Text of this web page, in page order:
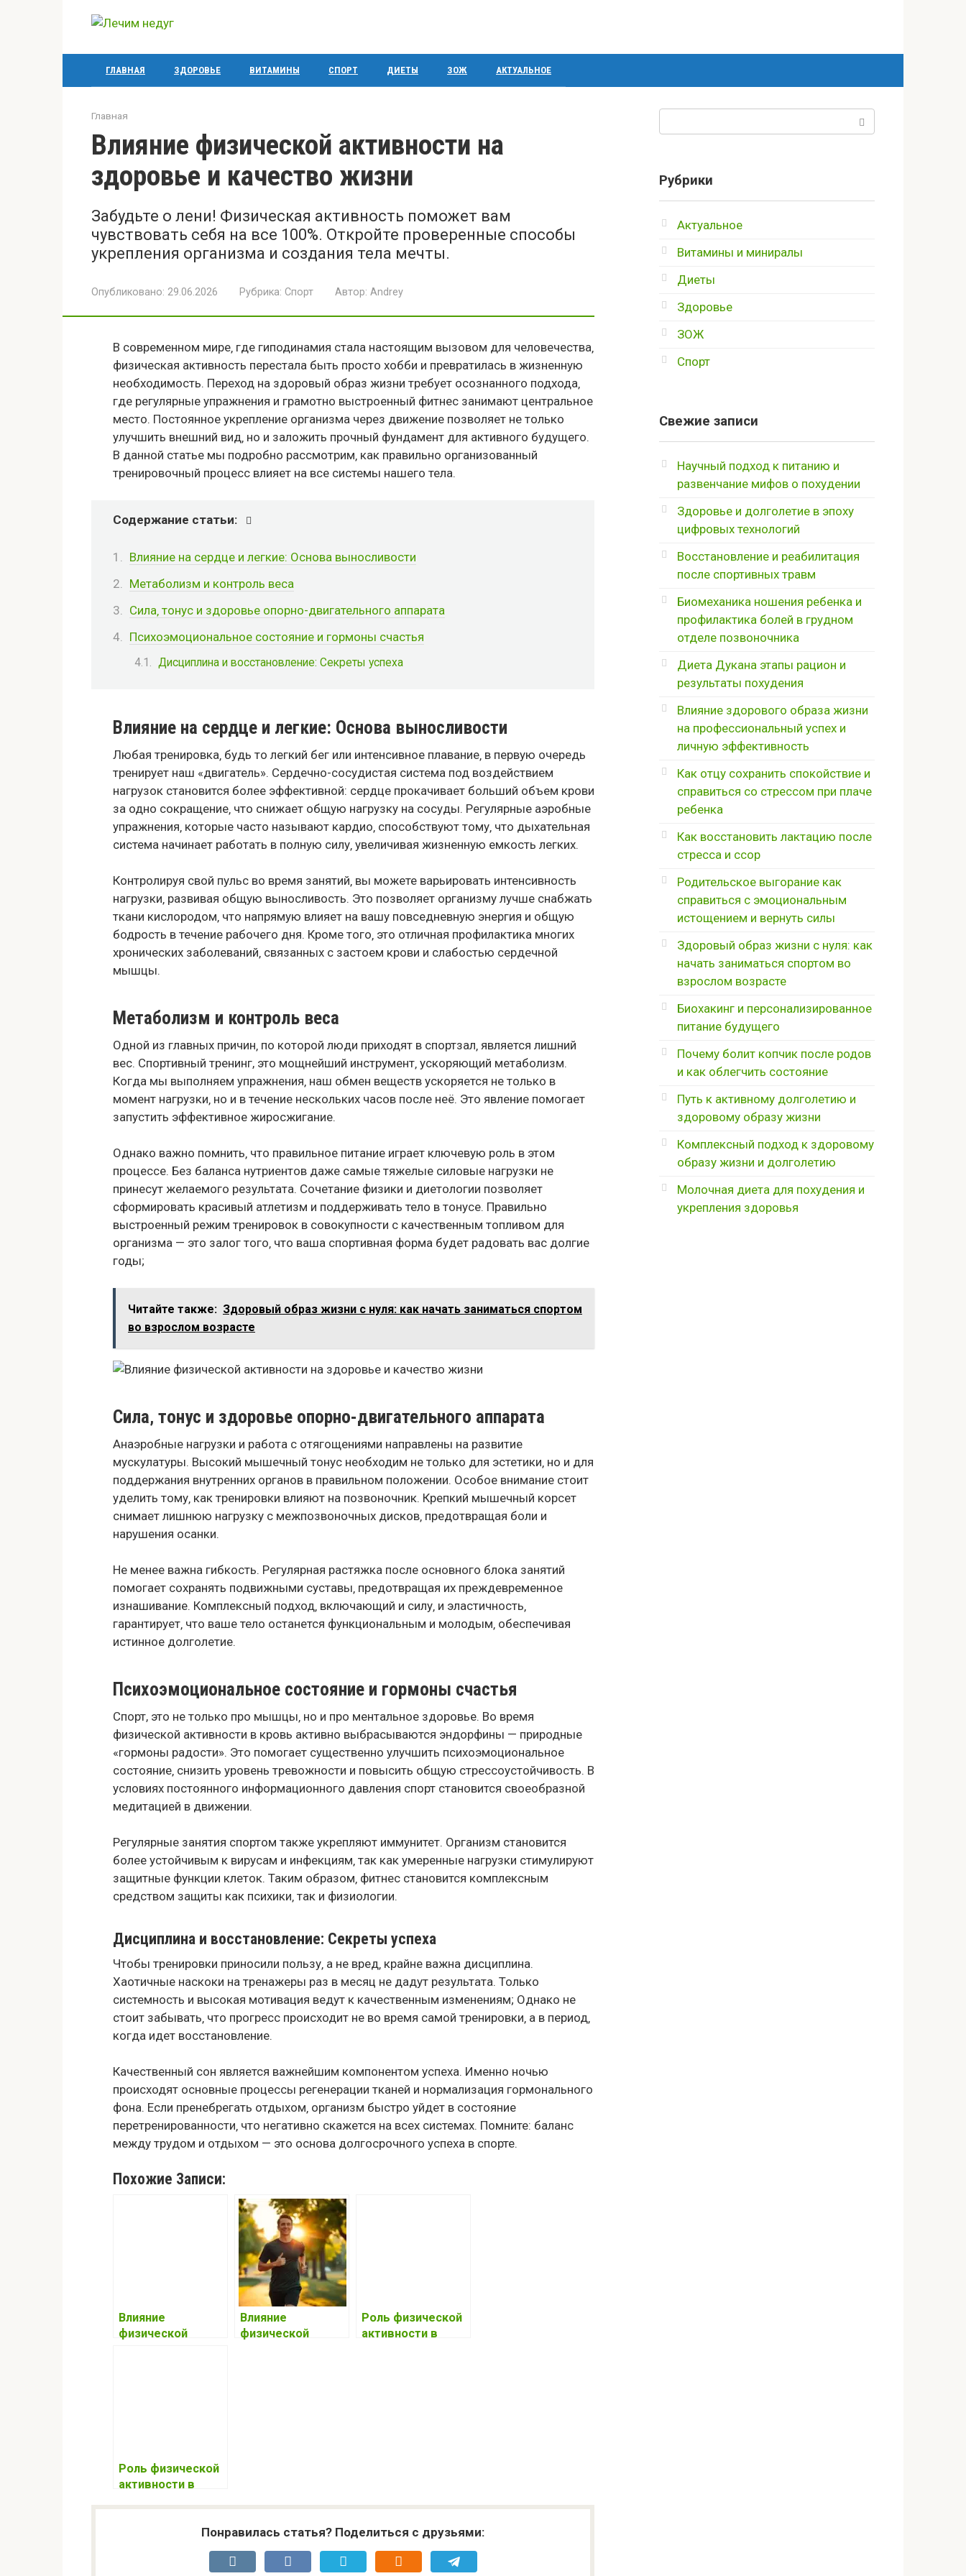
ГЛАВНАЯ ЗДОРОВЬЕ ВИТАМИНЫ СПОРТ ДИЕТЫ ЗОЖ АКТУАЛЬНОЕ
Главная
Влияние физической активности на
здоровье и качество жизни
Забудьте о лени! Физическая активность поможет вам
чувствовать себя на все 100%. Откройте проверенные способы
укрепления организма и создания тела мечты.
Опубликовано: 29.06.2026 Рубрика: Спорт Автор: Andrey
В современном мире‚ где гиподинамия стала настоящим вызовом для человечества‚
физическая активность перестала быть просто хобби и превратилась в жизненную
необходимость. Переход на здоровый образ жизни требует осознанного подхода‚
где регулярные упражнения и грамотно выстроенный фитнес занимают центральное
место. Постоянное укрепление организма через движение позволяет не только
улучшить внешний вид‚ но и заложить прочный фундамент для активного будущего.
В данной статье мы подробно рассмотрим‚ как правильно организованный
тренировочный процесс влияет на все системы нашего тела.
Содержание статьи:
Влияние на сердце и легкие: Основа выносливости
Метаболизм и контроль веса
Сила‚ тонус и здоровье опорно-двигательного аппарата
Психоэмоциональное состояние и гормоны счастья
Дисциплина и восстановление: Секреты успеха
Влияние на сердце и легкие: Основа выносливости
Любая тренировка‚ будь то легкий бег или интенсивное плавание‚ в первую очередь
тренирует наш «двигатель». Сердечно-сосудистая система под воздействием
нагрузок становится более эффективной: сердце прокачивает больший объем крови
за одно сокращение‚ что снижает общую нагрузку на сосуды. Регулярные аэробные
упражнения‚ которые часто называют кардио‚ способствуют тому‚ что дыхательная
система начинает работать в полную силу‚ увеличивая жизненную емкость легких.
Контролируя свой пульс во время занятий‚ вы можете варьировать интенсивность
нагрузки‚ развивая общую выносливость. Это позволяет организму лучше снабжать
ткани кислородом‚ что напрямую влияет на вашу повседневную энергия и общую
бодрость в течение рабочего дня. Кроме того‚ это отличная профилактика многих
хронических заболеваний‚ связанных с застоем крови и слабостью сердечной
мышцы.
Метаболизм и контроль веса
Одной из главных причин‚ по которой люди приходят в спортзал‚ является лишний
вес. Спортивный тренинг, это мощнейший инструмент‚ ускоряющий метаболизм.
Когда мы выполняем упражнения‚ наш обмен веществ ускоряется не только в
момент нагрузки‚ но и в течение нескольких часов после неё. Это явление помогает
запустить эффективное жиросжигание.
Однако важно помнить‚ что правильное питание играет ключевую роль в этом
процессе. Без баланса нутриентов даже самые тяжелые силовые нагрузки не
принесут желаемого результата. Сочетание физики и диетологии позволяет
сформировать красивый атлетизм и поддерживать тело в тонусе. Правильно
выстроенный режим тренировок в совокупности с качественным топливом для
организма — это залог того‚ что ваша спортивная форма будет радовать вас долгие
годы;
Читайте также: Здоровый образ жизни с нуля: как начать заниматься спортом
во взрослом возрасте
Сила‚ тонус и здоровье опорно-двигательного аппарата
Анаэробные нагрузки и работа с отягощениями направлены на развитие
мускулатуры. Высокий мышечный тонус необходим не только для эстетики‚ но и для
поддержания внутренних органов в правильном положении. Особое внимание стоит
уделить тому‚ как тренировки влияют на позвоночник. Крепкий мышечный корсет
снимает лишнюю нагрузку с межпозвоночных дисков‚ предотвращая боли и
нарушения осанки.
Не менее важна гибкость. Регулярная растяжка после основного блока занятий
помогает сохранять подвижными суставы‚ предотвращая их преждевременное
изнашивание. Комплексный подход‚ включающий и силу‚ и эластичность‚
гарантирует‚ что ваше тело останется функциональным и молодым‚ обеспечивая
истинное долголетие.
Психоэмоциональное состояние и гормоны счастья
Спорт, это не только про мышцы‚ но и про ментальное здоровье. Во время
физической активности в кровь активно выбрасываются эндорфины — природные
«гормоны радости». Это помогает существенно улучшить психоэмоциональное
состояние‚ снизить уровень тревожности и повысить общую стрессоустойчивость. В
условиях постоянного информационного давления спорт становится своеобразной
медитацией в движении.
Регулярные занятия спортом также укрепляют иммунитет. Организм становится
более устойчивым к вирусам и инфекциям‚ так как умеренные нагрузки стимулируют
защитные функции клеток. Таким образом‚ фитнес становится комплексным
средством защиты как психики‚ так и физиологии.
Дисциплина и восстановление: Секреты успеха
Чтобы тренировки приносили пользу‚ а не вред‚ крайне важна дисциплина.
Хаотичные наскоки на тренажеры раз в месяц не дадут результата. Только
системность и высокая мотивация ведут к качественным изменениям; Однако не
стоит забывать‚ что прогресс происходит не во время самой тренировки‚ а в период‚
когда идет восстановление.
Качественный сон является важнейшим компонентом успеха. Именно ночью
происходят основные процессы регенерации тканей и нормализация гормонального
фона. Если пренебрегать отдыхом‚ организм быстро уйдет в состояние
перетренированности‚ что негативно скажется на всех системах. Помните: баланс
между трудом и отдыхом — это основа долгосрочного успеха в спорте.
Похожие Записи:
Влияние
физической
Влияние
физической
Роль физической
активности в
Роль физической
активности в
Понравилась статья? Поделиться с друзьями:
Рубрики
Актуальное
Витамины и миниралы
Диеты
Здоровье
ЗОЖ
Спорт
Свежие записи
Научный подход к питанию и
развенчание мифов о похудении
Здоровье и долголетие в эпоху
цифровых технологий
Восстановление и реабилитация
после спортивных травм
Биомеханика ношения ребенка и
профилактика болей в грудном
отделе позвоночника
Диета Дукана этапы рацион и
результаты похудения
Влияние здорового образа жизни
на профессиональный успех и
личную эффективность
Как отцу сохранить спокойствие и
справиться со стрессом при плаче
ребенка
Как восстановить лактацию после
стресса и ссор
Родительское выгорание как
справиться с эмоциональным
истощением и вернуть силы
Здоровый образ жизни с нуля: как
начать заниматься спортом во
взрослом возрасте
Биохакинг и персонализированное
питание будущего
Почему болит копчик после родов
и как облегчить состояние
Путь к активному долголетию и
здоровому образу жизни
Комплексный подход к здоровому
образу жизни и долголетию
Молочная диета для похудения и
укрепления здоровья